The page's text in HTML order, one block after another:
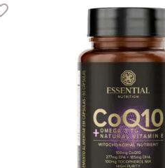
Adicionar aos favoritos